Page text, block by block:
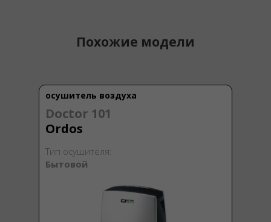
Похожие модели
осушитель воздуха
Doctor 101
Ordos
Тип осушителя:
Бытовой